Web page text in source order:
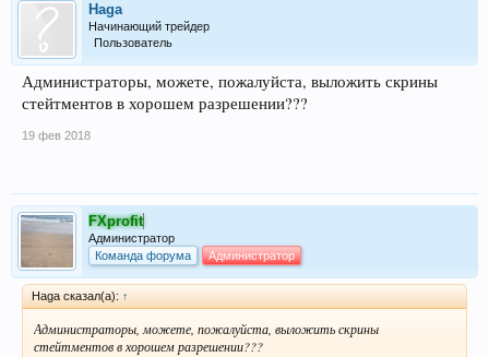
Haga
Начинающий трейдер
Пользователь
Администраторы, можете, пожалуйста, выложить скрины
стейтментов в хорошем разрешении???
19 фев 2018
FXprofit
Администратор
Команда форума
Администратор
Haga сказал(а): ↑
Администраторы, можете, пожалуйста, выложить скрины
стейтментов в хорошем разрешении???